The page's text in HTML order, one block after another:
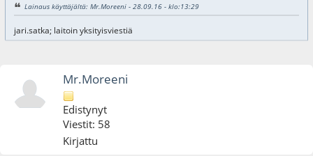
Lainaus käyttäjältä: Mr.Moreeni - 28.09.16 - klo:13:29
jari.satka; laitoin yksityisviestiä
Mr.Moreeni
Edistynyt
Viestit: 58
Kirjattu